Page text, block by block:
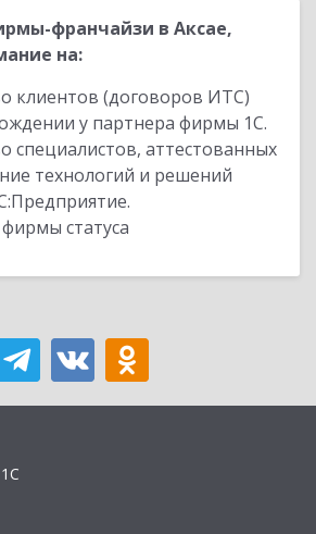
франчайзи в Аксае,
на:
клиентов (договоров ИТС)
у партнера фирмы 1С.
специалистов, аттестованных
технологий и решений
статуса